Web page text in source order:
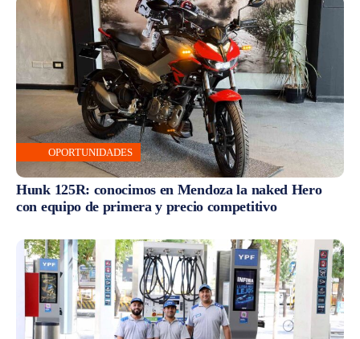
OPORTUNIDADES
Hunk 125R: conocimos en Mendoza la naked Hero
con equipo de primera y precio competitivo